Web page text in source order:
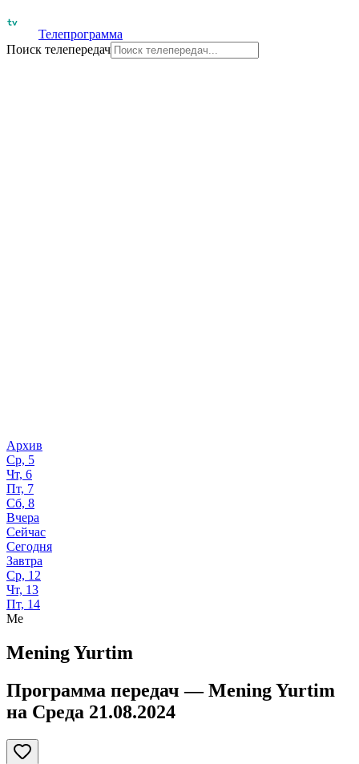
Телепрограмма
Поиск телепередач
Архив
Ср, 5
Чт, 6
Пт, 7
Сб, 8
Вчера
Сейчас
Сегодня
Завтра
Ср, 12
Чт, 13
Пт, 14
Me
Mening Yurtim
Программа передач —Mening Yurtim
на Среда 21.08.2024